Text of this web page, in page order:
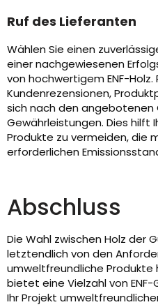
Ruf des Lieferanten
Wählen Sie einen
einer nachgewiesenen
von hochwertigem ENF-Holz.
Kundenrezensionen,
sich nach den angebotenen
Gewährleistungen. Dies hilft
Produkte zu vermeiden, die
erforderlichen
Abschluss
Die Wahl zwischen Holz der
letztendlich von den
umweltfreundliche
bietet eine Vielzahl von
Ihr Projekt